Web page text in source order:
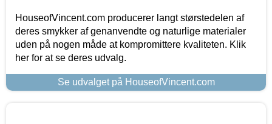
HouseofVincent.com producerer langt størstedelen af
deres smykker af genanvendte og naturlige materialer
uden på nogen måde at kompromittere kvaliteten. Klik
her for at se deres udvalg.
Se udvalget på HouseofVincent.com